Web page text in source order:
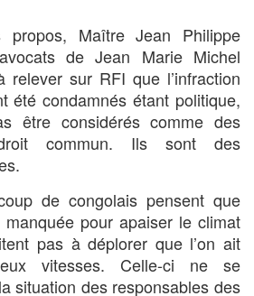
propos, Maître Jean Philippe
de Jean Marie Michel
relever sur RFI que l’infraction
été condamnés étant politique,
être considérés comme des
commun. Ils sont des
de congolais pensent que
manquée pour apaiser le climat
pas à déplorer que l’on ait
vitesses. Celle-ci ne se
situation des responsables des